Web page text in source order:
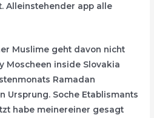
Alleinstehender app alle
Muslime geht davon nicht
Moscheen inside Slovakia
Ramadan
Ursprung. Soche Etablismants
habe meinereiner gesagt